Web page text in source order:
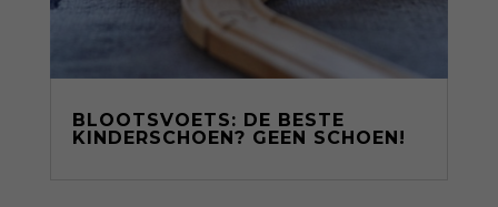
BLOOTSVOETS: DE BESTE
KINDERSCHOEN? GEEN SCHOEN!